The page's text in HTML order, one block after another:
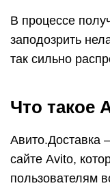
В процессе
заподозрить
так сильно
Что такое
Авито.Доставка
сайте Avito,
пользователям